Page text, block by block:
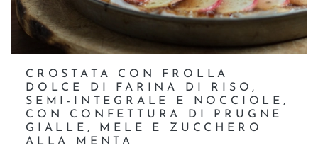
CROSTATA CON FROLLA
DOLCE DI FARINA DI RISO,
SEMI-INTEGRALE E NOCCIOLE,
CON CONFETTURA DI PRUGNE
GIALLE, MELE E ZUCCHERO
ALLA MENTA